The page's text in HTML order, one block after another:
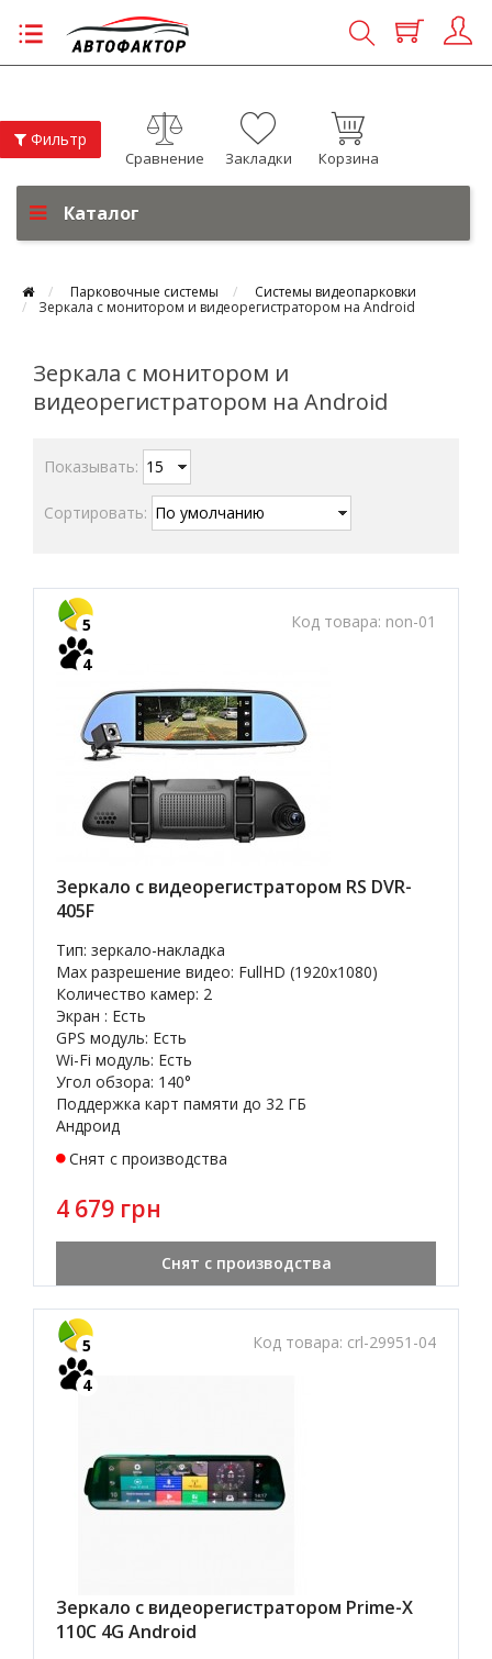
Сравнение Закладки Корзина
Каталог
Парковочные системы
Системы видеопарковки
Зеркала с монитором и видеорегистратором на Android
Зеркала с монитором и
видеорегистратором на Android
Показывать:
Сортировать:
Код товара: non-01
5
4
Зеркало с видеорегистратором RS DVR-
405F
Тип: зеркало-накладка
Max разрешение видео: FullHD (1920x1080)
Количество камер: 2
Экран : Есть
GPS модуль: Есть
Wi-Fi модуль: Есть
Угол обзора: 140°
Поддержка карт памяти до 32 ГБ
Андроид
Снят с производства
4 679 грн
Снят с производства
Код товара: crl-29951-04
5
4
Зеркало с видеорегистратором Prime-X
110C 4G Android
Фильтр